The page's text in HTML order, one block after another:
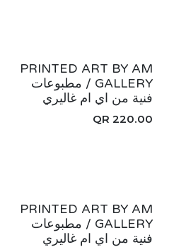
جديد!
PRINTED ART BY AM
GALLERY / مطبوعات
فنية من اي ام غاليري
220.00
QR
جديد!
PRINTED ART BY AM
GALLERY / مطبوعات
فنية من اي ام غاليري